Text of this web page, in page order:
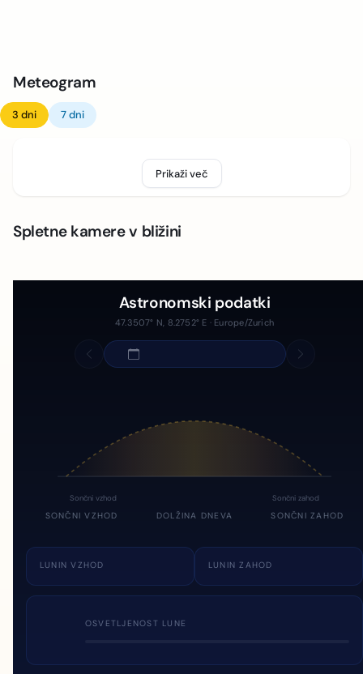
Meteogram
3 dni 7 dni
Prikaži več
Spletne kamere v bližini
Astronomski podatki
47.3507° N, 8.2752° E · Europe/Zurich
Sončni vzhod Sončni zahod
SONČNI VZHOD DOLŽINA DNEVA SONČNI ZAHOD
LUNIN VZHOD LUNIN ZAHOD
OSVETLJENOST LUNE